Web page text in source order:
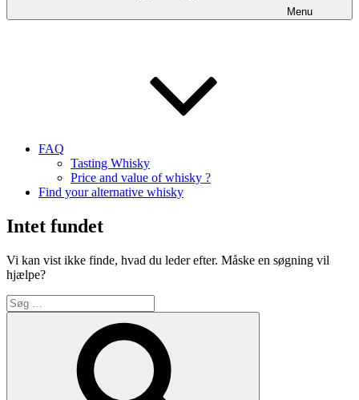
Menu
FAQ
Tasting Whisky
Price and value of whisky ?
Find your alternative whisky
Intet fundet
Vi kan vist ikke finde, hvad du leder efter. Måske en søgning vil
hjælpe?
Søg
efter: